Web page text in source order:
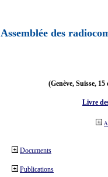
Assemblée des
(Genève, Suisse,
Livre
Documents
Publications